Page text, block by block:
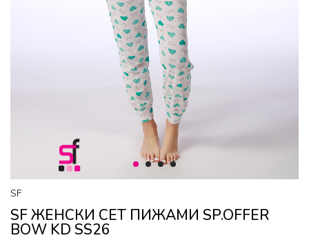
1 2 3 4
SF
SF ЖЕНСКИ СЕТ ПИЖАМИ SP.OFFER
BOW KD SS26